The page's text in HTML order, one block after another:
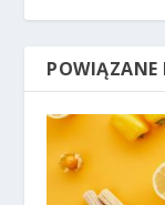
POWIĄZANE